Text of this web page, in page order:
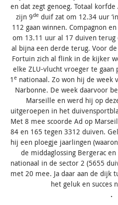
en dat zegt genoeg. Totaal
zijn 9de duif zat om 12.34 uur
112 gaan winnen. Compagnon
om 13.11 uur al 17 duiven
al bijna een derde terug. Voor
Fortuin zich al flink in de kijker
elke ZLU-vlucht vroeger te gaan
1 e nationaal. Zo won hij de week
Narbonne. De week daarvoor
Marseille en werd hij op
uitgeroepen in het
Met 8 mee scoorde Ad op
84 en 165 tegen 3312 duiven.
hij een ploegje jaarlingen
de middaglossing Bergerac
nationaal in de sector 2 (5655
met 20 mee. Ja daar aan de dijk
het geluk en succes
.